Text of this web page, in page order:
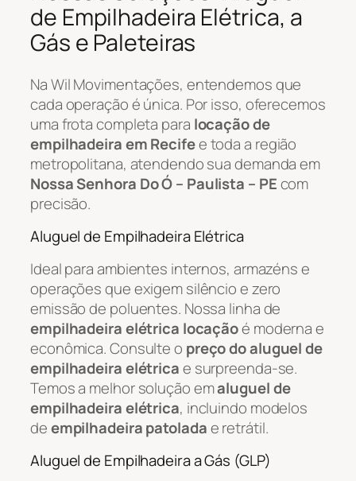
de Empilhadeira Elétrica, a
Gás e Paleteiras
Na Wil Movimentações, entendemos que
cada operação é única. Por isso, oferecemos
uma frota completa para locação de
empilhadeira em Recifee toda a região
metropolitana, atendendo sua demanda em
Nossa Senhora Do Ó – Paulista – PEcom
precisão.
Aluguel de Empilhadeira Elétrica
Ideal para ambientes internos, armazéns e
operações que exigem silêncio e zero
emissão de poluentes. Nossa linha de
empilhadeira elétrica locaçãoé moderna e
econômica. Consulte o preço do aluguel de
empilhadeira elétricae surpreenda-se.
Temos a melhor solução emaluguel de
empilhadeira elétrica, incluindo modelos
deempilhadeira patoladae retrátil.
Aluguel de Empilhadeira a Gás (GLP)